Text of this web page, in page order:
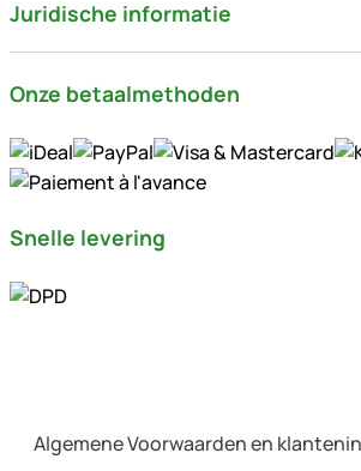
Juridische informatie
Onze betaalmethoden
Snelle levering
Algemene Voorwaarden en